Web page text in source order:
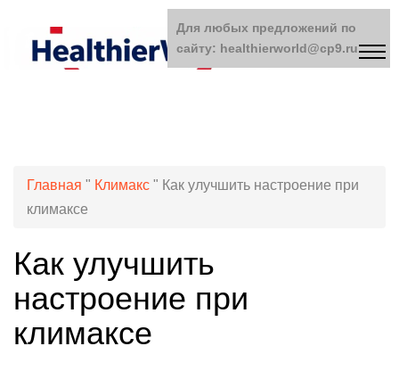
Главная " Климакс " Как улучшить настроение при
климаксе
Как улучшить
настроение при
климаксе
Для любых предложений по
сайту: healthierworld@cp9.ru